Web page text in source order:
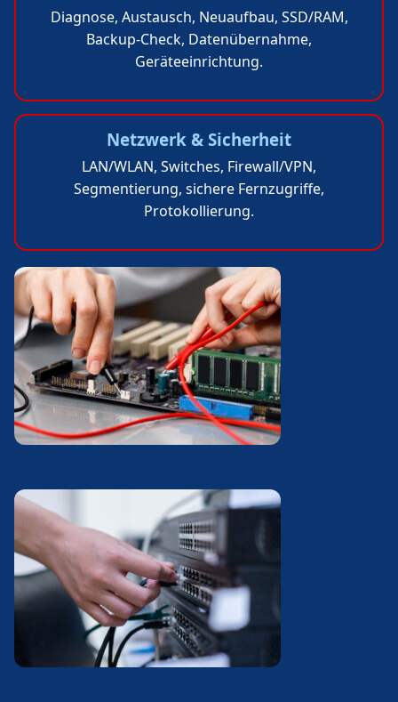
Diagnose, Austausch, Neuaufbau, SSD/RAM,
Backup-Check, Datenübernahme,
Geräteeinrichtung.
Netzwerk & Sicherheit
LAN/WLAN, Switches, Firewall/VPN,
Segmentierung, sichere Fernzugriffe,
Protokollierung.